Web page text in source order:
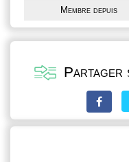
Membre depuis
Partager